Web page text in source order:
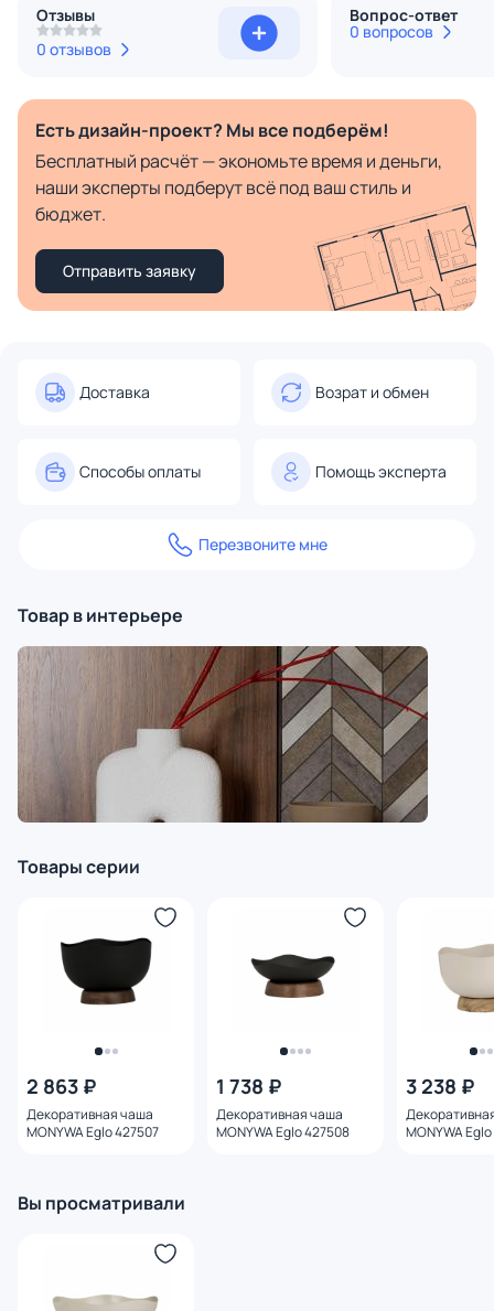
Отзывы
0 отзывов
Вопрос-ответ
0 вопросов
Есть дизайн-проект? Мы все подберём!
Бесплатный расчёт — экономьте время и деньги,
наши эксперты подберут всё под ваш стиль и
бюджет.
Отправить заявку
Доставка Возрат и обмен
Способы оплаты Помощь эксперта
Перезвоните мне
Товар в интерьере
Товары серии
2 863 ₽
Декоративная чаша
MONYWA Eglo 427507
1 738 ₽
Декоративная чаша
MONYWA Eglo 427508
3 238 ₽
MONYWA
Вы просматривали